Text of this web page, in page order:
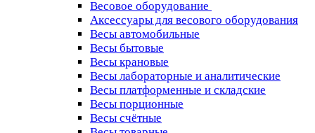
Весовое оборудование
Аксессуары для весового оборудования
Весы автомобильные
Весы бытовые
Весы крановые
Весы лабораторные и аналитические
Весы платформенные и складские
Весы порционные
Весы счётные